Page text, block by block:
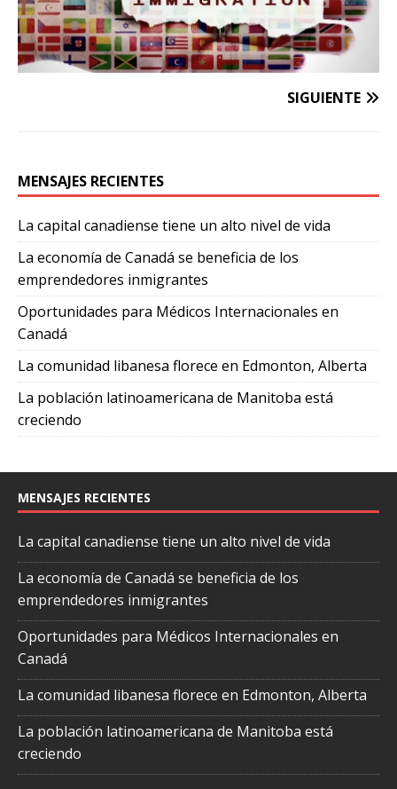
SIGUIENTE
MENSAJES RECIENTES
La capital canadiense tiene un alto nivel de vida
La economía de Canadá se beneficia de los
emprendedores inmigrantes
Oportunidades para Médicos Internacionales en
Canadá
La comunidad libanesa florece en Edmonton, Alberta
La población latinoamericana de Manitoba está
creciendo
MENSAJES RECIENTES
La capital canadiense tiene un alto nivel de vida
La economía de Canadá se beneficia de los
emprendedores inmigrantes
Oportunidades para Médicos Internacionales en
Canadá
La comunidad libanesa florece en Edmonton, Alberta
La población latinoamericana de Manitoba está
creciendo